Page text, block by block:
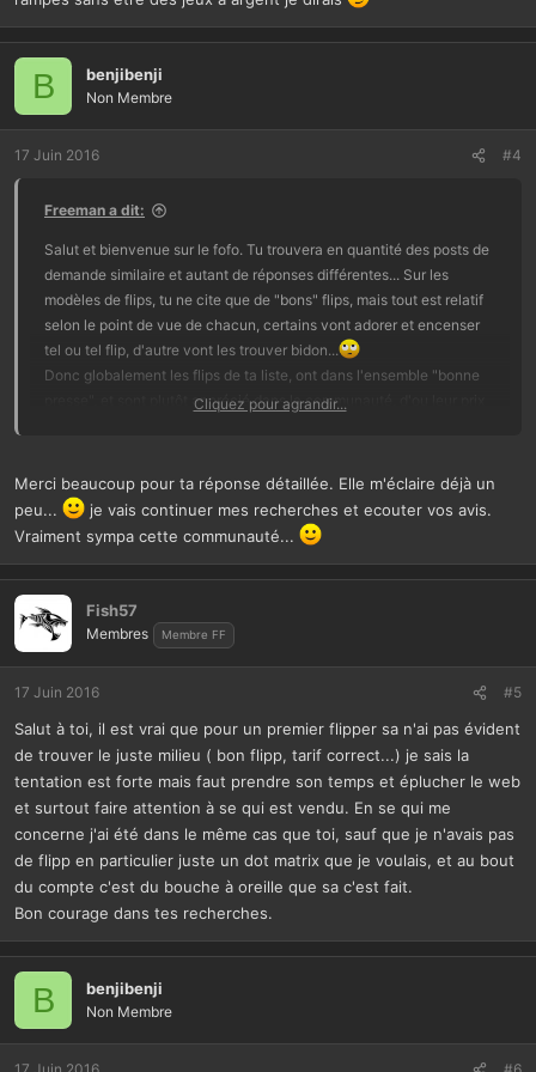
B benjibenji
Non Membre
17 Juin 2016 #4
Freeman a dit:
Salut et bienvenue sur le fofo. Tu trouvera en quantité des posts de
demande similaire et autant de réponses différentes... Sur les
modèles de flips, tu ne cite que de "bons" flips, mais tout est relatif
selon le point de vue de chacun, certains vont adorer et encenser
tel ou tel flip, d'autre vont les trouver bidon...
Donc globalement les flips de ta liste, ont dans l'ensemble "bonne
presse", et sont plutôt apprécié dans la communauté, d'ou leur prix
bien son gameplay que son esthétique. Il y a la rareté (faible
production) qui peut également influer sur le prix. Question prix,
chacun aura son point de vue, il y aura toujours quelqu'un pour dire
que tel flip vaut tel prix ou tel prix... il n'y a pas d'argus et aucune
cote officielle, seulement des cotations de particuliers qu'il ne faut
pas prendre au pied de la lettre, mais avec une masse de ces
cotations, on peut commencer à avoir une idée du prix.
Evidemment, le plus grand nombre de transactions de flips, se fait
déloyale, tu y restes ****************C'est pas la Sainte réparade
du flipper ici **********************T'as été ailleurs, tu restes
ailleurs ******************, mais c'est la roulette russe, on tomber
sur un vendeur honnête et passionné qui aura bichonné son flip,
comme sur un crevard qui va t'enfler en te faisant prendre des
vessies pour des lanternes. Il y a ensuite les fofos de flips et les
salons, ou déjà çà écrème les vendeurs, en général, y a moins
d'arnaque, on à un minimum de traçabilité sur le vendeur, et les prix
sont un peu plus "réaliste" puisqu'ils savent qu'ils s'adressent à des
gens qui connaisse un minimum les "côtes" pratiquées et pas des
néophytes, prêt à acheter n'importe quoi à n'importe quel prix pour
leur premier flip.
Voilou, t'est guère plus avancé avec tout çà !
Cliquez pour agrandir...
Merci beaucoup pour ta réponse détaillée. Elle m'éclaire déjà un
peu...
je vais continuer mes recherches et ecouter vos avis.
Vraiment sympa cette communauté...
Fish57
Membres Membre FF
17 Juin 2016 #5
Salut à toi, il est vrai que pour un premier flipper sa n'ai pas évident
de trouver le juste milieu ( bon flipp, tarif correct...) je sais la
tentation est forte mais faut prendre son temps et éplucher le web
et surtout faire attention à se qui est vendu. En se qui me
concerne j'ai été dans le même cas que toi, sauf que je n'avais pas
de flipp en particulier juste un dot matrix que je voulais, et au bout
du compte c'est du bouche à oreille que sa c'est fait.
Bon courage dans tes recherches.
B benjibenji
Non Membre